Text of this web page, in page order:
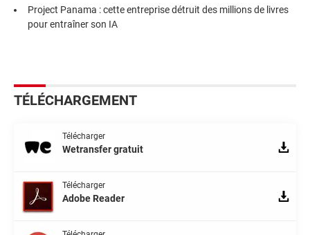
Project Panama : cette entreprise détruit des millions de livres
pour entraîner son IA
TÉLÉCHARGEMENT
Télécharger
Wetransfer gratuit
Télécharger
Adobe Reader